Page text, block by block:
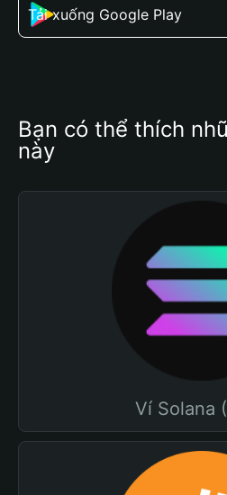
Tải xuống Google Play
Bạn có thể thích
này
Ví Solana